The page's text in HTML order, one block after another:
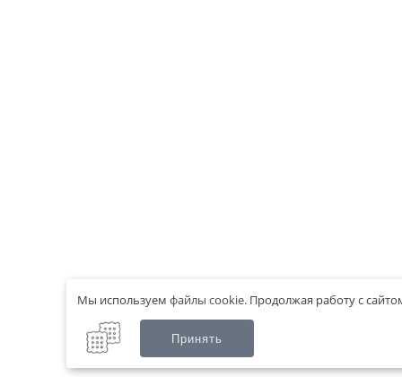
Мы используем файлы cookie. Продолжая работу с
Принять